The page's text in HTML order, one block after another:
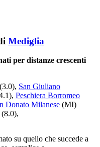
Mediglia
per distanze crescenti
San Giuliano
Peschiera Borromeo
Donato Milanese (MI)
su quello che succede a